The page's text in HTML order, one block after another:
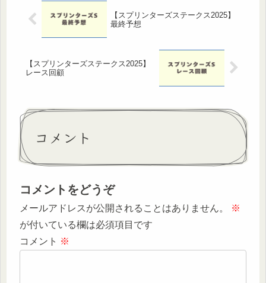
【スプリンターズステークス2025】
最終予想
【スプリンターズステークス2025】
レース回顧
コメント
コメントをどうぞ
メールアドレスが公開されることはありません。
※
が付いている欄は必須項目です
コメント ※